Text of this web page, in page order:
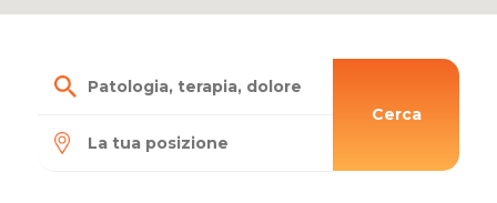
Cerca